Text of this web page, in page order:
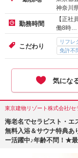
神奈川
勤務時間
【正
働8時…
こだわり
リフレ
免許不
気にな
東京建物リゾート株式会社/
海老名でセラピスト・エ
無料入浴＆サウナ特典
ー活躍中♪年齢不問！★